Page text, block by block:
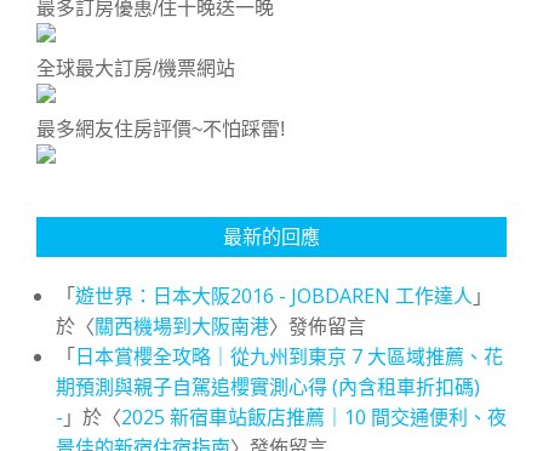
最多訂房優惠/住十晚送一晚
全球最大訂房/機票網站
最多網友住房評價~不怕踩雷!
最新的回應
「遊世界：日本大阪2016 - JOBDAREN 工作達人 」
於〈關西機場到大阪南港〉發佈留言
「日本賞櫻全攻略｜從九州到東京 7 大區域推薦、花
期預測與親子自駕追櫻實測心得 (內含租車折扣碼)
- 」於〈2025 新宿車站飯店推薦｜10 間交通便利、夜